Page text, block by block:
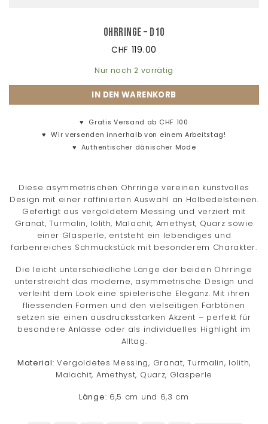
Ohrringe – D10
CHF 119.00
Nur noch 2 vorrätig
IN DEN WARENKORB
♥ Gratis Versand ab CHF 100
♥Wir versenden innerhalb von einem Arbeitstag!
♥ Authentischer dänischer Mode
Diese asymmetrischen Ohrringe vereinen kunstvolles
Design mit einer raffinierten Auswahl an Halbedelsteinen.
Gefertigt aus vergoldetem Messing und verziert mit
Granat, Turmalin, Iolith, Malachit, Amethyst, Quarz sowie
einer Glasperle, entsteht ein lebendiges und
farbenreiches Schmuckstück mit besonderem Charakter.
Die leicht unterschiedliche Länge der beiden Ohrringe
unterstreicht das moderne, asymmetrische Design und
verleiht dem Look eine spielerische Eleganz. Mit ihren
fliessenden Formen und den vielseitigen Farbtönen
setzen sie einen ausdrucksstarken Akzent – perfekt für
besondere Anlässe oder als individuelles Highlight im
Alltag.
Material: Vergoldetes Messing, Granat, Turmalin, Iolith,
Malachit, Amethyst, Quarz, Glasperle
Länge: 6,5 cm und 6,3 cm